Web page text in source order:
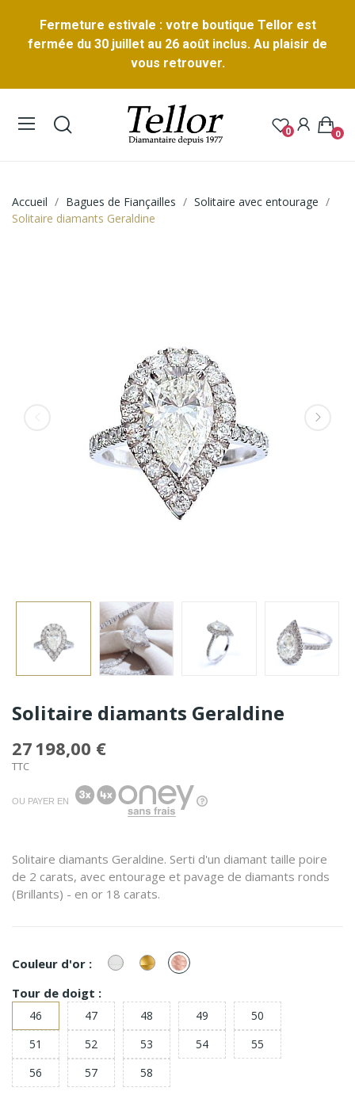
Fermeture estivale : votre boutique Tellor est
fermée du 30 juillet au 26 août inclus. Au plaisir de
vous retrouver.
0 0
Accueil Bagues de Fiançailles
Solitaire avec entourage
Solitaire diamants Geraldine
Solitaire diamants Geraldine
27 198,00 €
TTC
OU PAYER EN
Solitaire diamants Geraldine. Serti d'un diamant taille poire
de 2 carats, avec entourage et pavage de diamants ronds
(Brillants) - en or 18 carats.
Couleur d'or : or
Blanc
or
Jaune
or
Rose
Tour de doigt :
46 47 48 49
50
51
52 53 54
55
56
57 58